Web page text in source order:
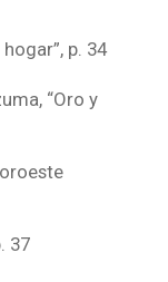
p. 34
“Oro y
37